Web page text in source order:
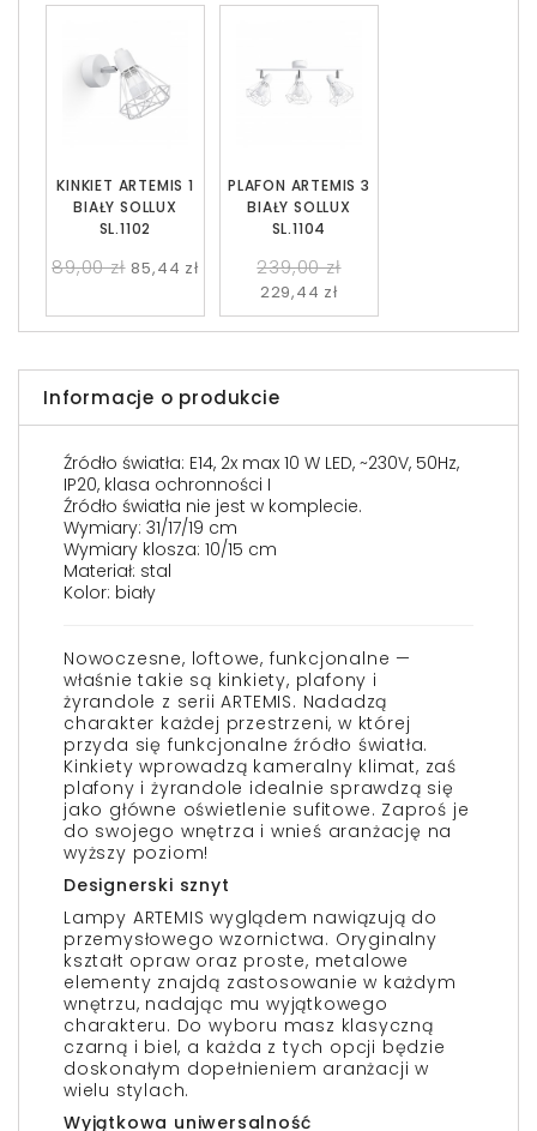
KINKIET ARTEMIS 1
BIAŁY SOLLUX
SL.1102
89,00 zł 85,44 zł
PLAFON ARTEMIS 3
BIAŁY SOLLUX
SL.1104
239,00 zł
229,44 zł
Informacje o produkcie
Źródło światła: E14, 2x max 10 W LED, ~230V, 50Hz,
IP20, klasa ochronności I
Źródło światła nie jest w komplecie.
Wymiary: 31/17/19 cm
Wymiary klosza: 10/15 cm
Materiał: stal
Kolor: biały
Nowoczesne, loftowe, funkcjonalne —
właśnie takie są kinkiety, plafony i
żyrandole z serii ARTEMIS. Nadadzą
charakter każdej przestrzeni, w której
przyda się funkcjonalne źródło światła.
Kinkiety wprowadzą kameralny klimat, zaś
plafony i żyrandole idealnie sprawdzą się
jako główne oświetlenie sufitowe. Zaproś je
do swojego wnętrza i wnieś aranżację na
wyższy poziom!
Designerski sznyt
Lampy ARTEMIS wyglądem nawiązują do
przemysłowego wzornictwa. Oryginalny
kształt opraw oraz proste, metalowe
elementy znajdą zastosowanie w każdym
wnętrzu, nadając mu wyjątkowego
charakteru. Do wyboru masz klasyczną
czarną i biel, a każda z tych opcji będzie
doskonałym dopełnieniem aranżacji w
wielu stylach.
Wyjątkowa uniwersalność